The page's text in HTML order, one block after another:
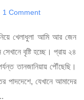
1 Comment
খেলাধুলা আমি আর জেন
বৃষ্টি হচ্ছে। প্রায় ২৪
তানজানিয়ায় পৌঁছেছি।
পাদদেশে, যেখানে আমাদের